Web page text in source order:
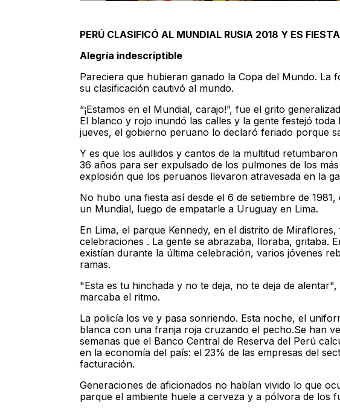
PERÚ CLASIFICÓ AL MUNDIAL RUSIA 2018 Y ES
Alegría indescriptible
Pareciera que hubieran ganado la Copa del Mundo.
su clasificación cautivó al mundo.
“¡Estamos en el Mundial, carajo!”, fue el grito
El blanco y rojo inundó las calles y la gente festejó
jueves, el gobierno peruano lo declaró feriado porque
Y es que los aullidos y cantos de la multitud
36 años para ser expulsado de los pulmones de los
explosión que los peruanos llevaron atravesada en la
No hubo una fiesta así desde el 6 de setiembre de
un Mundial, luego de empatarle a Uruguay en Lima.
En Lima, el parque Kennedy, en el distrito de
celebraciones . La gente se abrazaba, lloraba, gritaba.
existían durante la última celebración, varios jóvenes
ramas.
"Esta es tu hinchada y no te deja, no te deja de
marcaba el ritmo.
La policía los ve y pasa sonriendo. Esta noche, el
blanca con una franja roja cruzando el pecho.Se han
semanas que el Banco Central de Reserva del Perú
en la economía del país: el 23% de las empresas del
facturación.
Generaciones de aficionados no habían vivido lo que
parque el ambiente huele a cerveza y a pólvora de los